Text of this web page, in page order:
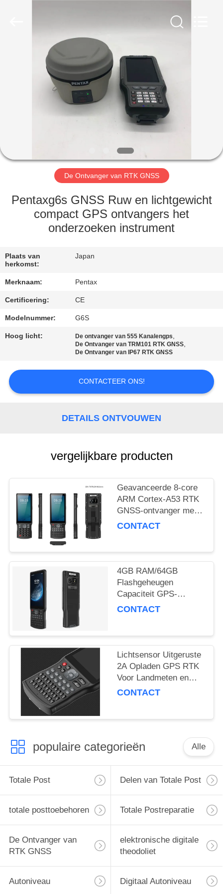
PRODUCTEN
ONGEVEER
FABRIEKSREIS
KWALITEITSCONTROLE
CONTACTEER
CITAAT
SITEMAP
PRIVACY
POLICY
De Ontvanger van RTK GNSS
Pentaxg6s GNSS Ruw en lichtgewicht
compact GPS ontvangers het
onderzoeken instrument
Plaats van
herkomst:
Japan
Merknaam: Pentax
Certificering: CE
Modelnummer: G6S
Hoog licht: De ontvanger van 555 Kanalengps,
De Ontvanger van TRM101 RTK GNSS,
De Ontvanger van IP67 RTK GNSS
CONTACTEER ONS!
DETAILS ONTVOUWEN
vergelijkbare producten
Geavanceerde 8-core
ARM Cortex-A53 RTK
GNSS-ontvanger met
51 toetsen en 1
CONTACT
4GB RAM/64GB
Flashgeheugen
Capaciteit GPS-
ontvanger Met
CONTACT
Lichtsensor Uitgeruste
2A Opladen GPS RTK
Voor Landmeten en
Kaartvervaardiging
CONTACT
populaire categorieën Alle
Totale Post Delen van Totale Post
totale posttoebehoren Totale Postreparatie
De Ontvanger van
RTK GNSS
elektronische digitale
theodoliet
Autoniveau Digitaal Autoniveau